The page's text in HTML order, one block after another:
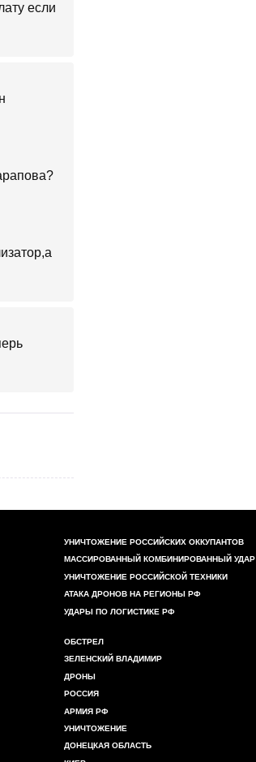
если
УНИЧТОЖЕНИЕ РОССИЙСКИХ ОККУПАНТОВ
МАССИРОВАННЫЙ КОМБИНИРОВАННЫЙ УДАР
УНИЧТОЖЕНИЕ РОССИЙСКОЙ ТЕХНИКИ
АТАКА ДРОНОВ НА РЕГИОНЫ РФ
УДАРЫ ПО ЛОГИСТИКЕ РФ
ОБСТРЕЛ
ЗЕЛЕНСКИЙ ВЛАДИМИР
ДРОНЫ
РОССИЯ
АРМИЯ РФ
УНИЧТОЖЕНИЕ
ДОНЕЦКАЯ ОБЛАСТЬ